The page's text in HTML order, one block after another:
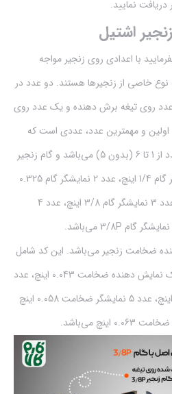
نمایید.
اشتیل
با اعدادی روی زنجیر مواجه
خاصی از زنجیرها هستند. دو عدد در
روی تیغه برش دهنده و یک عدد روی
و مهمترین عدد، عددی است که
روی تیغه حک شده‌است. این عدد از 1 تا 6 (بدون 5) می‌باشد و گام زنجیر
را نمایش می‌دهد. عدد 1 نمایشگر گام 1/4 اینچ،‌ عدد 2 نمایشگر گام 0.325
اینچ (مخصوص اره‌های چینی)،‌ عدد 3 نمایشگر گام 3/8 اینچ،‌ عدد 4
ضخامت زنجیر می‌باشد. این کد شامل
اعداد 1، 3، 5 و 6 هستند. عدد یک نمایش دهنده ضخامت 0.043 اینچ، عدد
3 نمایش دهنده ضخامت 0.050 اینچ، عدد 5 نمایشگر ضخامت 0.058 اینچ